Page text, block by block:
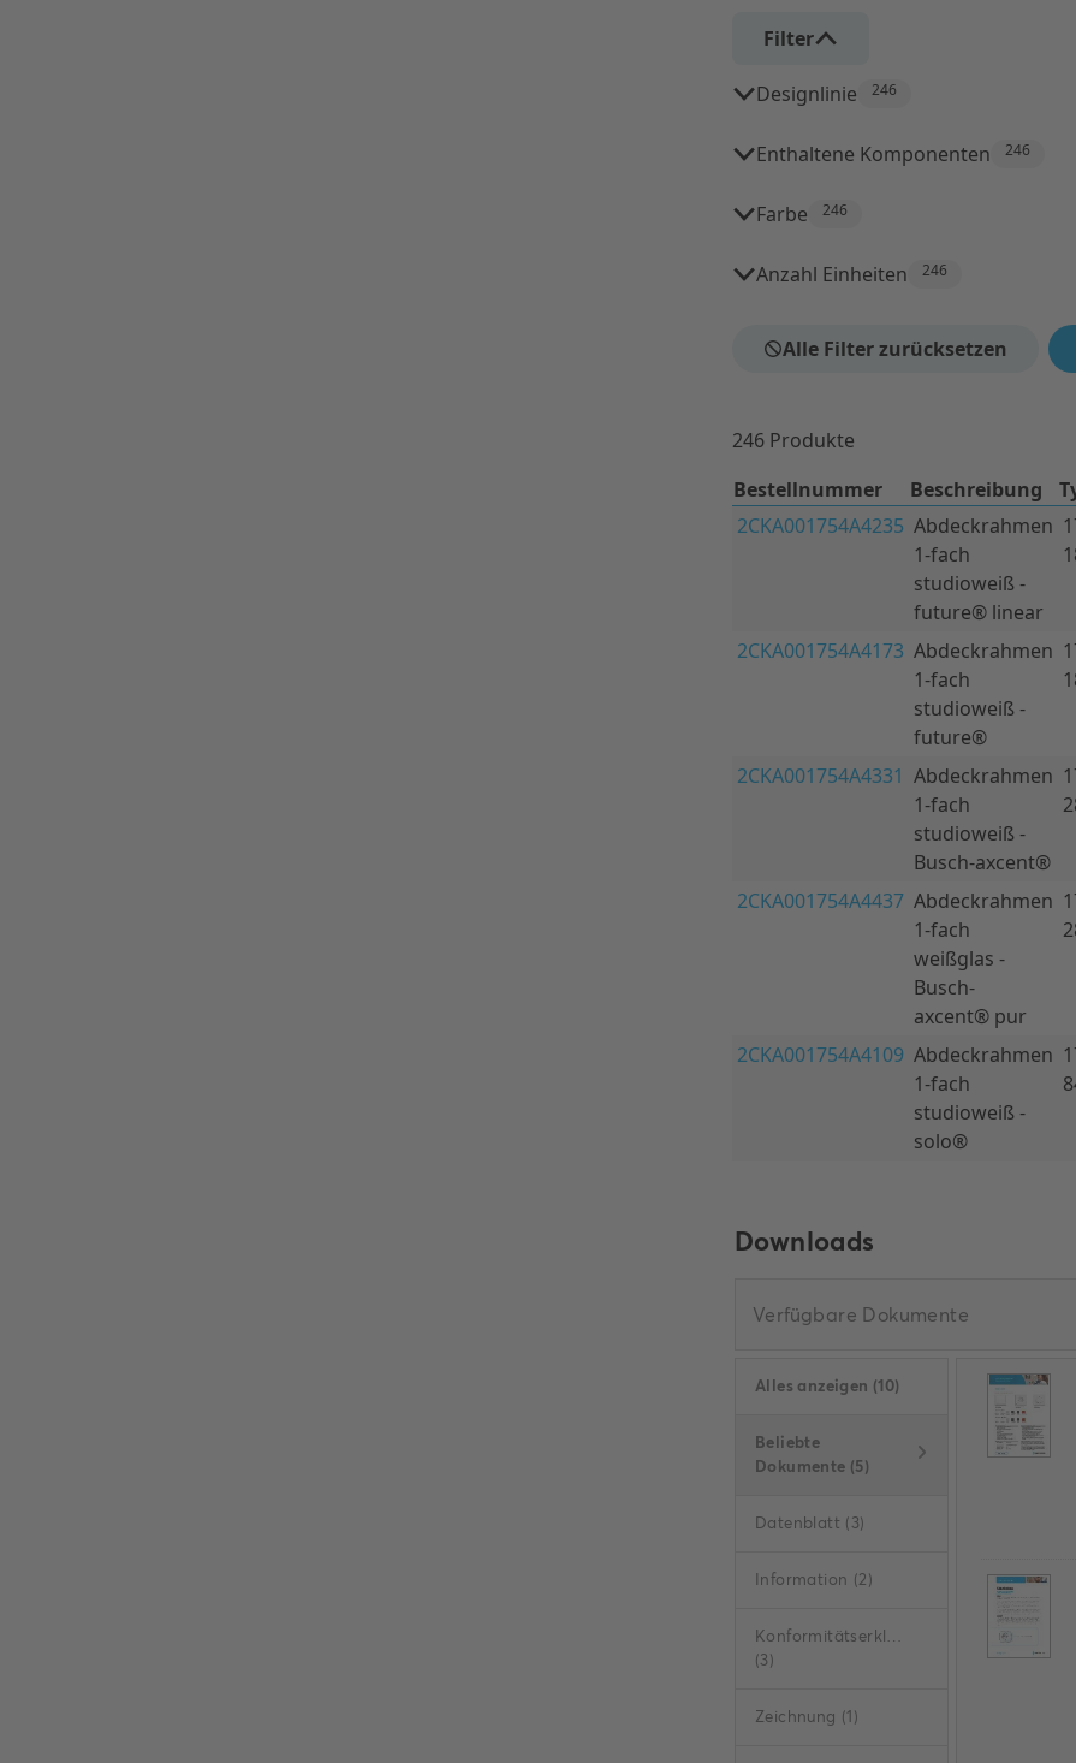
Downloads
Verfügbare Dokumente
Alles anzeigen (10)
Beliebte
Dokumente (5)
Datenblatt (3)
Information (2)
(3)
Zeichnung (1)